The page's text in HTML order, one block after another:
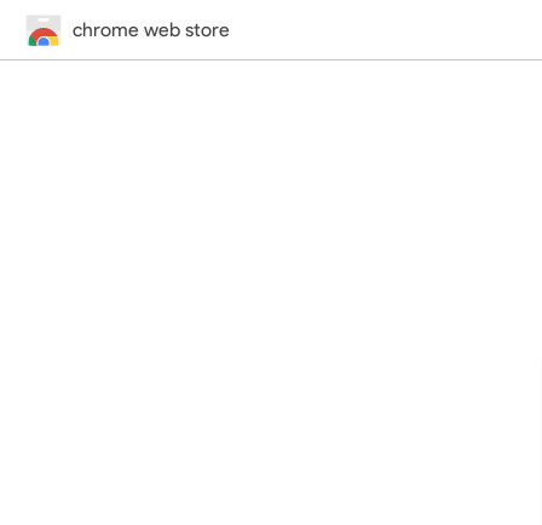
chrome web store